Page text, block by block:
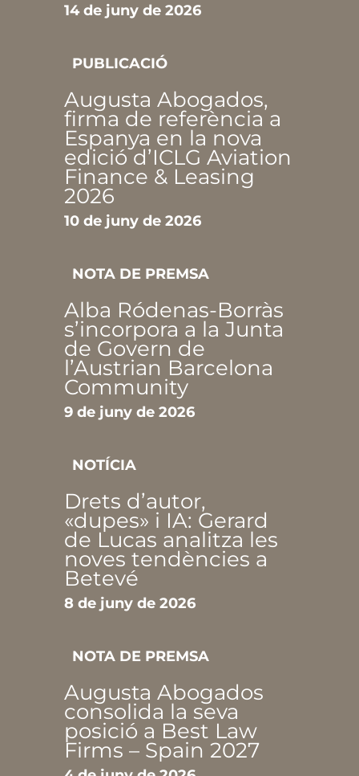
14 de juny de 2026
PUBLICACIÓ
Augusta Abogados,
firma de referència a
Espanya en la nova
edició d’ICLG Aviation
Finance & Leasing
2026
10 de juny de 2026
NOTA DE PREMSA
Alba Ródenas-Borràs
s’incorpora a la Junta
de Govern de
l’Austrian Barcelona
Community
9 de juny de 2026
NOTÍCIA
Drets d’autor,
«dupes» i IA: Gerard
de Lucas analitza les
noves tendències a
Betevé
8 de juny de 2026
NOTA DE PREMSA
Augusta Abogados
consolida la seva
posició a Best Law
Firms – Spain 2027